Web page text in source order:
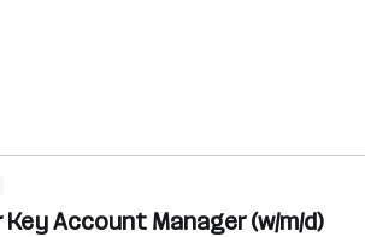
Key Account Manager (w/m/d)